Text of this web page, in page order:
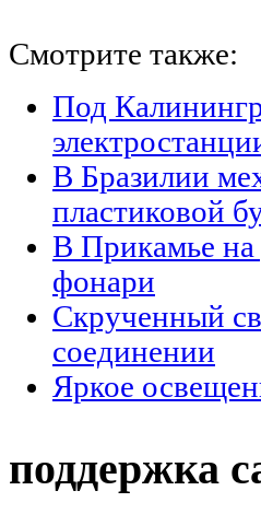
Смотрите также:
Под
В Бразилии
пластиковой
В Прикамье на
фонари
Скрученный
соединении
Яркое
поддержка